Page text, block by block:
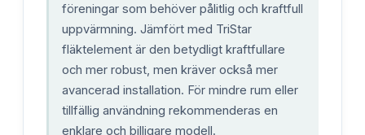
föreningar som behöver pålitlig och kraftfull
uppvärmning. Jämfört med TriStar
fläktelement är den betydligt kraftfullare
och mer robust, men kräver också mer
avancerad installation. För mindre rum eller
tillfällig användning rekommenderas en
enklare och billigare modell.